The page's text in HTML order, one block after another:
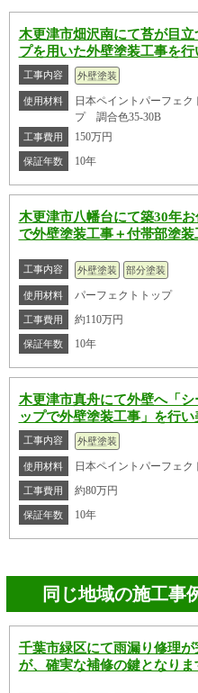
木更津市畑沢南にて苔が目
プを用いた外壁塗装工事を行
工事内容 外壁塗装
使用材料
日本ペイントパーフェク
プ 調合色35-30B
工事費用 150万円
保証年数 10年
木更津市八幡台にて築30年
で外壁塗装工事＋付帯部塗
工事内容 外壁塗装 部分塗装
使用材料 パーフェクトトップ
工事費用 約110万円
保証年数 10年
木更津市真舟にて外壁へ「
ップで外壁塗装工事」を行
工事内容 外壁塗装
使用材料 日本ペイントパーフェク
工事費用 約80万円
保証年数 10年
同じ地域の施工事
千葉市緑区にて雨漏り修理
が、確実な補修の鍵となりま